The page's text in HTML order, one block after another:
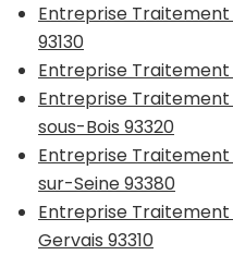
Entreprise Traitement
93130
Entreprise Traitement
Entreprise Traitement
sous-Bois 93320
Entreprise
sur-Seine 93380
Entreprise Traitement
Gervais 93310